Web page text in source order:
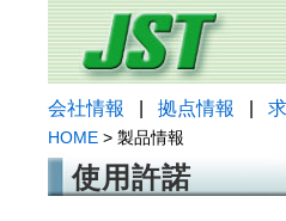
会社情報 拠点情報
HOME > 製品情報
使用許諾